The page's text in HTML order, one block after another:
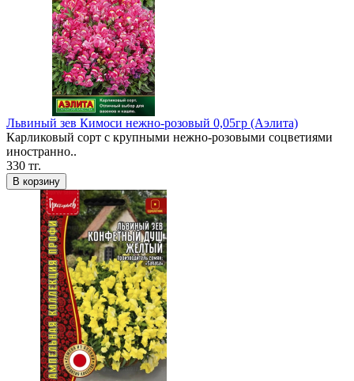
Львиный зев Кимоси нежно-розовый 0,05гр (Аэлита)
Карликовый сорт с крупными нежно-розовыми соцветиями
иностранно..
330 тг.
В корзину